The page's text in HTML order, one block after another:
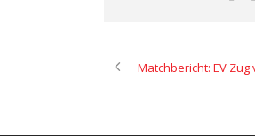
Matchbericht: EV Zug